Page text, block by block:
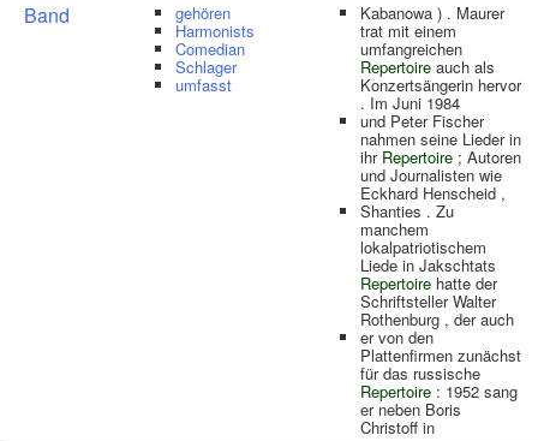
Band gehören
Harmonists
Comedian
Schlager
umfasst
Kabanowa ) . Maurer
trat mit einem
umfangreichen
Repertoire auch als
Konzertsängerin hervor
. Im Juni 1984
und Peter Fischer
nahmen seine Lieder in
ihr Repertoire ; Autoren
und Journalisten wie
Eckhard Henscheid ,
Shanties . Zu
manchem
lokalpatriotischem
Liede in Jakschtats
Repertoire hatte der
Schriftsteller Walter
Rothenburg , der auch
er von den
Plattenfirmen zunächst
für das russische
Repertoire : 1952 sang
er neben Boris
Christoff in